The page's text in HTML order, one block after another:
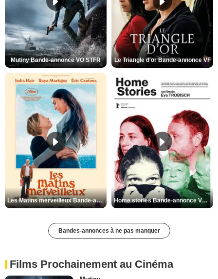
Mutiny Bande-annonce VO STFR Le Triangle d'or Bande-annonce VF
Les Matins merveilleux Bande-annonce VF Home stories Bande-annonce VO STFR
Bandes-annonces à ne pas manquer
Films Prochainement au Cinéma